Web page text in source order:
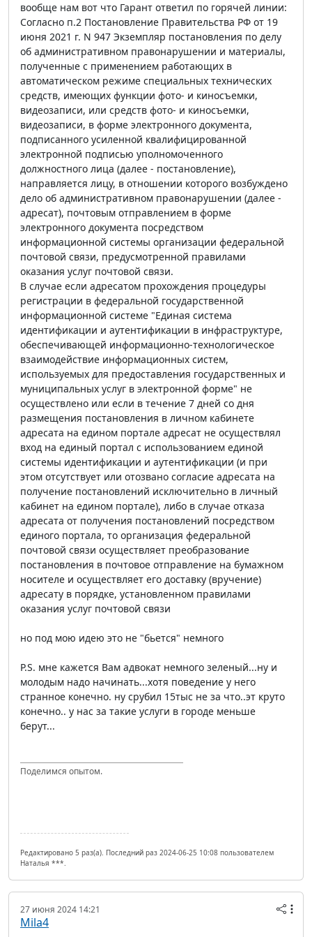
вообще нам вот что Гарант ответил по горячей линии:
Согласно п.2 Постановление Правительства РФ от 19
июня 2021 г. N 947 Экземпляр постановления по делу
об административном правонарушении и материалы,
полученные с применением работающих в
автоматическом режиме специальных технических
средств, имеющих функции фото- и киносъемки,
видеозаписи, или средств фото- и киносъемки,
видеозаписи, в форме электронного документа,
подписанного усиленной квалифицированной
электронной подписью уполномоченного
должностного лица (далее - постановление),
направляется лицу, в отношении которого возбуждено
дело об административном правонарушении (далее -
адресат), почтовым отправлением в форме
электронного документа посредством
информационной системы организации федеральной
почтовой связи, предусмотренной правилами
оказания услуг почтовой связи.
В случае если адресатом прохождения процедуры
регистрации в федеральной государственной
информационной системе "Единая система
идентификации и аутентификации в инфраструктуре,
обеспечивающей информационно-технологическое
взаимодействие информационных систем,
используемых для предоставления государственных и
муниципальных услуг в электронной форме" не
осуществлено или если в течение 7 дней со дня
размещения постановления в личном кабинете
адресата на едином портале адресат не осуществлял
вход на единый портал с использованием единой
системы идентификации и аутентификации (и при
этом отсутствует или отозвано согласие адресата на
получение постановлений исключительно в личный
кабинет на едином портале), либо в случае отказа
адресата от получения постановлений посредством
единого портала, то организация федеральной
почтовой связи осуществляет преобразование
постановления в почтовое отправление на бумажном
носителе и осуществляет его доставку (вручение)
адресату в порядке, установленном правилами
оказания услуг почтовой связи
но под мою идею это не "бьется" немного
P.S. мне кажется Вам адвокат немного зеленый...ну и
молодым надо начинать...хотя поведение у него
странное конечно. ну срубил 15тыс не за что..эт круто
конечно.. у нас за такие услуги в городе меньше
берут...
Поделимся опытом.
Редактировано 5 раз(а). Последний раз 2024-06-25 10:08 пользователем
Наталья ***.
27 июня 2024 14:21
Mila4